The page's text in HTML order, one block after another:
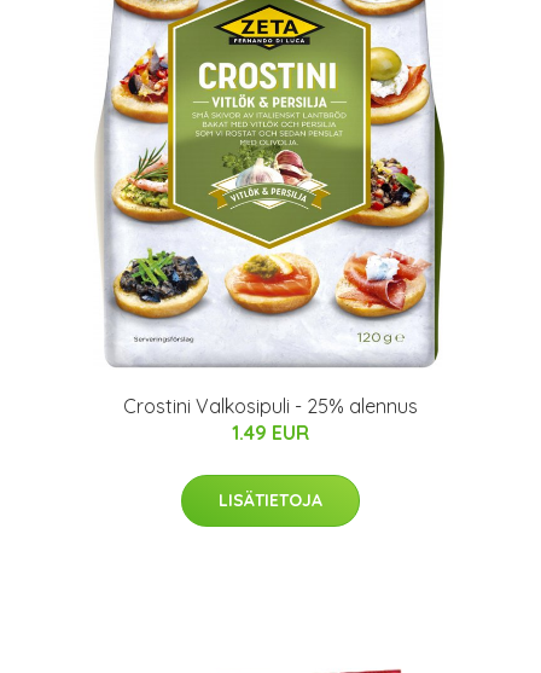
Crostini Valkosipuli - 25% alennus
1.49 EUR
LISÄTIETOJA